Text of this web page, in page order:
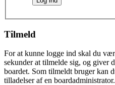
Tilmeld
For at kunne logge ind skal du
sekunder at tilmelde sig, og giver
boardet. Som tilmeldt bruger kan
tilladelser af en